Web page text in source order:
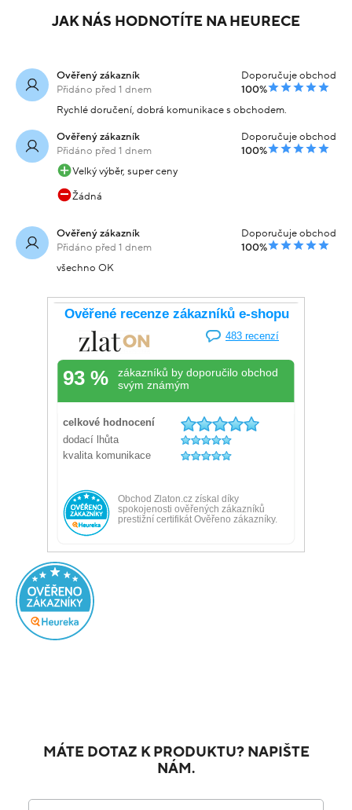
JAK NÁS HODNOTÍTE NA HEURECE
Ověřený zákazník
Přidáno před 1 dnem
Doporučuje obchod
100%
Rychlé doručení, dobrá komunikace s obchodem.
Ověřený zákazník
Přidáno před 1 dnem
Doporučuje obchod
100%
Velký výběr, super ceny
Žádná
Ověřený zákazník
Přidáno před 1 dnem
Doporučuje obchod
100%
všechno OK
MÁTE DOTAZ K PRODUKTU? NAPIŠTE
NÁM.